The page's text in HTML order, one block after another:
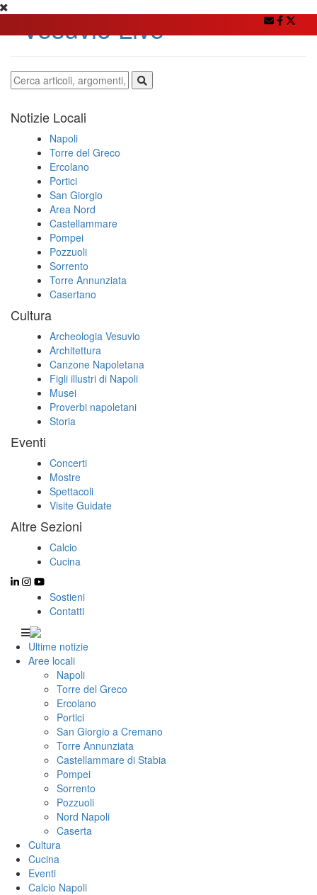
Notizie Locali
Napoli
Torre del Greco
Ercolano
Portici
San Giorgio
Area Nord
Castellammare
Pompei
Pozzuoli
Sorrento
Torre Annunziata
Casertano
Cultura
Archeologia Vesuvio
Architettura
Canzone Napoletana
Figli illustri di Napoli
Musei
Proverbi napoletani
Storia
Eventi
Concerti
Mostre
Spettacoli
Visite Guidate
Altre Sezioni
Calcio
Cucina
Sostieni
Contatti
Ultime notizie
Aree locali
Napoli
Torre del Greco
Ercolano
Portici
San Giorgio a Cremano
Torre Annunziata
Castellammare di Stabia
Pompei
Sorrento
Pozzuoli
Nord Napoli
Caserta
Cultura
Cucina
Eventi
Calcio Napoli